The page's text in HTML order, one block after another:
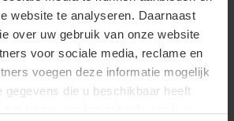
website te analyseren. Daarnaast
over uw gebruik van onze website
voor sociale media, reclame en
voegen deze informatie mogelijk
gegevens die u beschikbaar heeft